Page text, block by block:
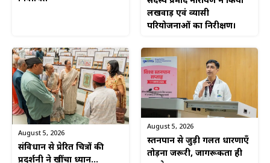
लखवाड़ एवं व्यासी
परियोजनाओं का निरीक्षण।
August 5, 2026
संविधान से प्रेरित चित्रों की
प्रदर्शनी ने खींचा ध्यान…
August 5, 2026
स्तनपान से जुड़ी गलत धारणाएँ
तोड़ना जरूरी, जागरूकता ही